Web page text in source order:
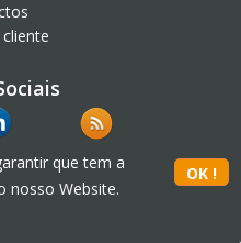
que tem a
nosso Website.